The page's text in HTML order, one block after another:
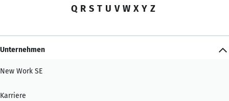
Q R S T U V W X Y Z
Unternehmen
New Work SE
Karriere